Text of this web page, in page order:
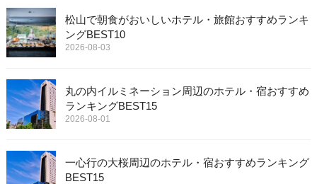
松山で朝食がおいしいホテル・旅館おすすめランキ
ングBEST10
2026-08-03
丸の内イルミネーション周辺のホテル・宿おすすめ
ランキングBEST15
2026-08-01
一心行の大桜周辺のホテル・宿おすすめランキング
BEST15